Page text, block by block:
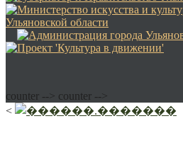
counter --> counter -->
<